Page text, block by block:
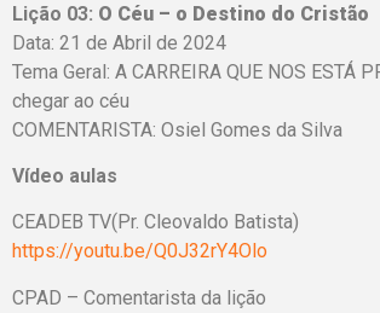
Lição 03: O Céu – o Destino do Cristão
Data: 21 de Abril de 2024
Tema Geral: A CARREIRA QUE NOS
chegar ao céu
COMENTARISTA: Osiel Gomes da Silva
Vídeo aulas
CEADEB TV(Pr. Cleovaldo Batista)
https://youtu.be/Q0J32rY4Olo
CPAD – Comentarista da lição